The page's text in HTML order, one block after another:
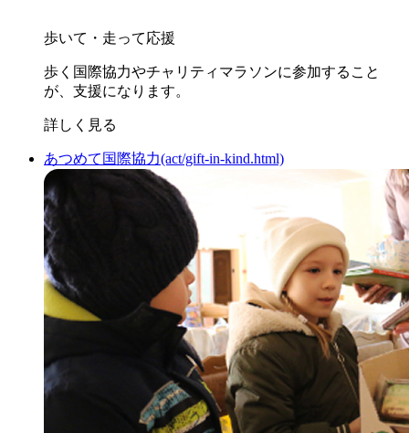
歩いて・走って応援
歩く国際協力やチャリティマラソンに参加すること
が、支援になります。
詳しく見る
あつめて国際協力(act/gift-in-kind.html)